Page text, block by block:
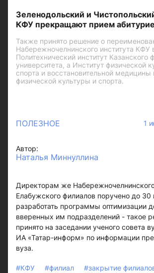
Зеленодольский и
КФУ прекращают прием
Также принято решение о
Набережночелнинского института КФУ
Политехнический институт Казанского
университета, а Институт физической
спорта и восстановительной медицины
физической культуры и спорта.
ПОЛЕЗНОЕ 1
Автор:
Наталья Миннуллина
Директорам же
Елабужского филиалов поручено до 30
разработать программы оптимизации
вверенных им подразделений - такое
принято на заседании ученого совета
ИА «Татар-информ» по информации
вуза.
#КФУ #филиал #закрытие